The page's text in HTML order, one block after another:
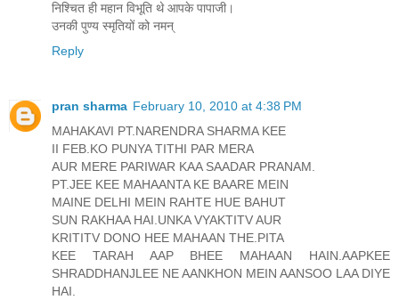
निश्चित ही महान विभूति थे आपके पापाजी।
उनकी पुण्य स्मृतियों को नमन्
Reply
pran sharma February 10, 2010 at 4:38 PM
MAHAKAVI PT.NARENDRA SHARMA KEE
II FEB.KO PUNYA TITHI PAR MERA
AUR MERE PARIWAR KAA SAADAR PRANAM.
PT.JEE KEE MAHAANTA KE BAARE MEIN
MAINE DELHI MEIN RAHTE HUE BAHUT
SUN RAKHAA HAI.UNKA VYAKTITV AUR
KRITITV DONO HEE MAHAAN THE.PITA
KEE TARAH AAP BHEE MAHAAN HAIN.AAPKEE
SHRADDHANJLEE NE AANKHON MEIN AANSOO LAA DIYE
HAI.